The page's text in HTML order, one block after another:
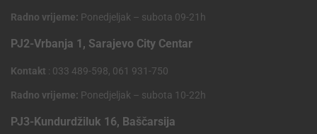
Radno vrijeme: Ponedjeljak – subota 09-21h
PJ2-Vrbanja 1, Sarajevo City Centar
Kontakt : 033 489-598, 061 931-750
Radno vrijeme: Ponedjeljak – subota 10-22h
PJ3-Kundurdžiluk 16, Baščarsija